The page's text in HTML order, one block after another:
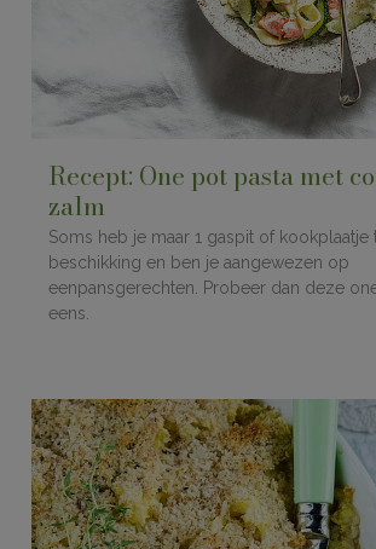
Recept: One pot pasta met
zalm
Soms heb je maar 1 gaspit of kookplaatje
beschikking en ben je aangewezen op
eenpansgerechten. Probeer dan deze
eens.